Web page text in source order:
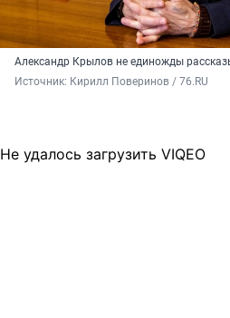
Александр Крылов не единожды
Источник: Кирилл Поверинов / 76.RU
Не удалось загрузить VIQEO